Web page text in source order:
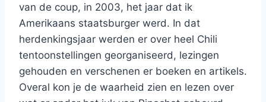
van de coup, in 2003, het jaar dat ik
Amerikaans staatsburger werd. In dat
herdenkingsjaar werden er over heel Chili
tentoonstellingen georganiseerd, lezingen
gehouden en verschenen er boeken en artikels.
Overal kon je de waarheid zien en lezen over